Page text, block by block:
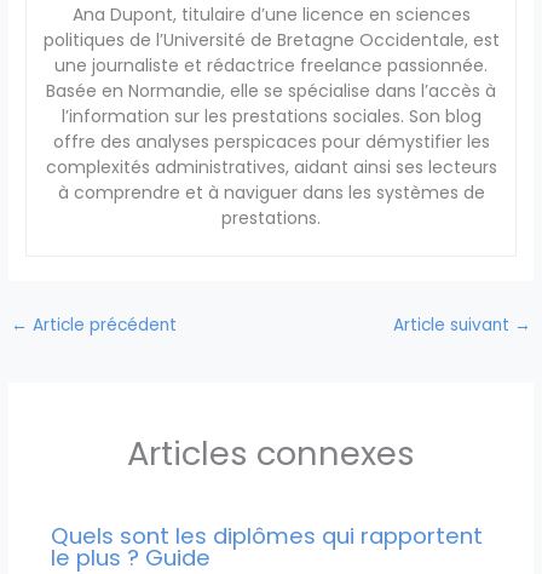
Ana Dupont, titulaire d’une licence en sciences
politiques de l’Université de Bretagne Occidentale, est
une journaliste et rédactrice freelance passionnée.
Basée en Normandie, elle se spécialise dans l’accès à
l’information sur les prestations sociales. Son blog
offre des analyses perspicaces pour démystifier les
complexités administratives, aidant ainsi ses lecteurs
à comprendre et à naviguer dans les systèmes de
prestations.
← Article précédent Article suivant →
Articles connexes
Quels sont les diplômes qui rapportent
le plus ? Guide